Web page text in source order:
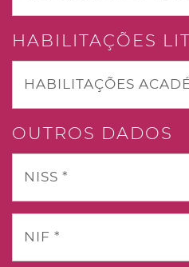
HABILITAÇÕES
HABILITAÇÕES
OUTROS DADOS
NISS *
NIF *